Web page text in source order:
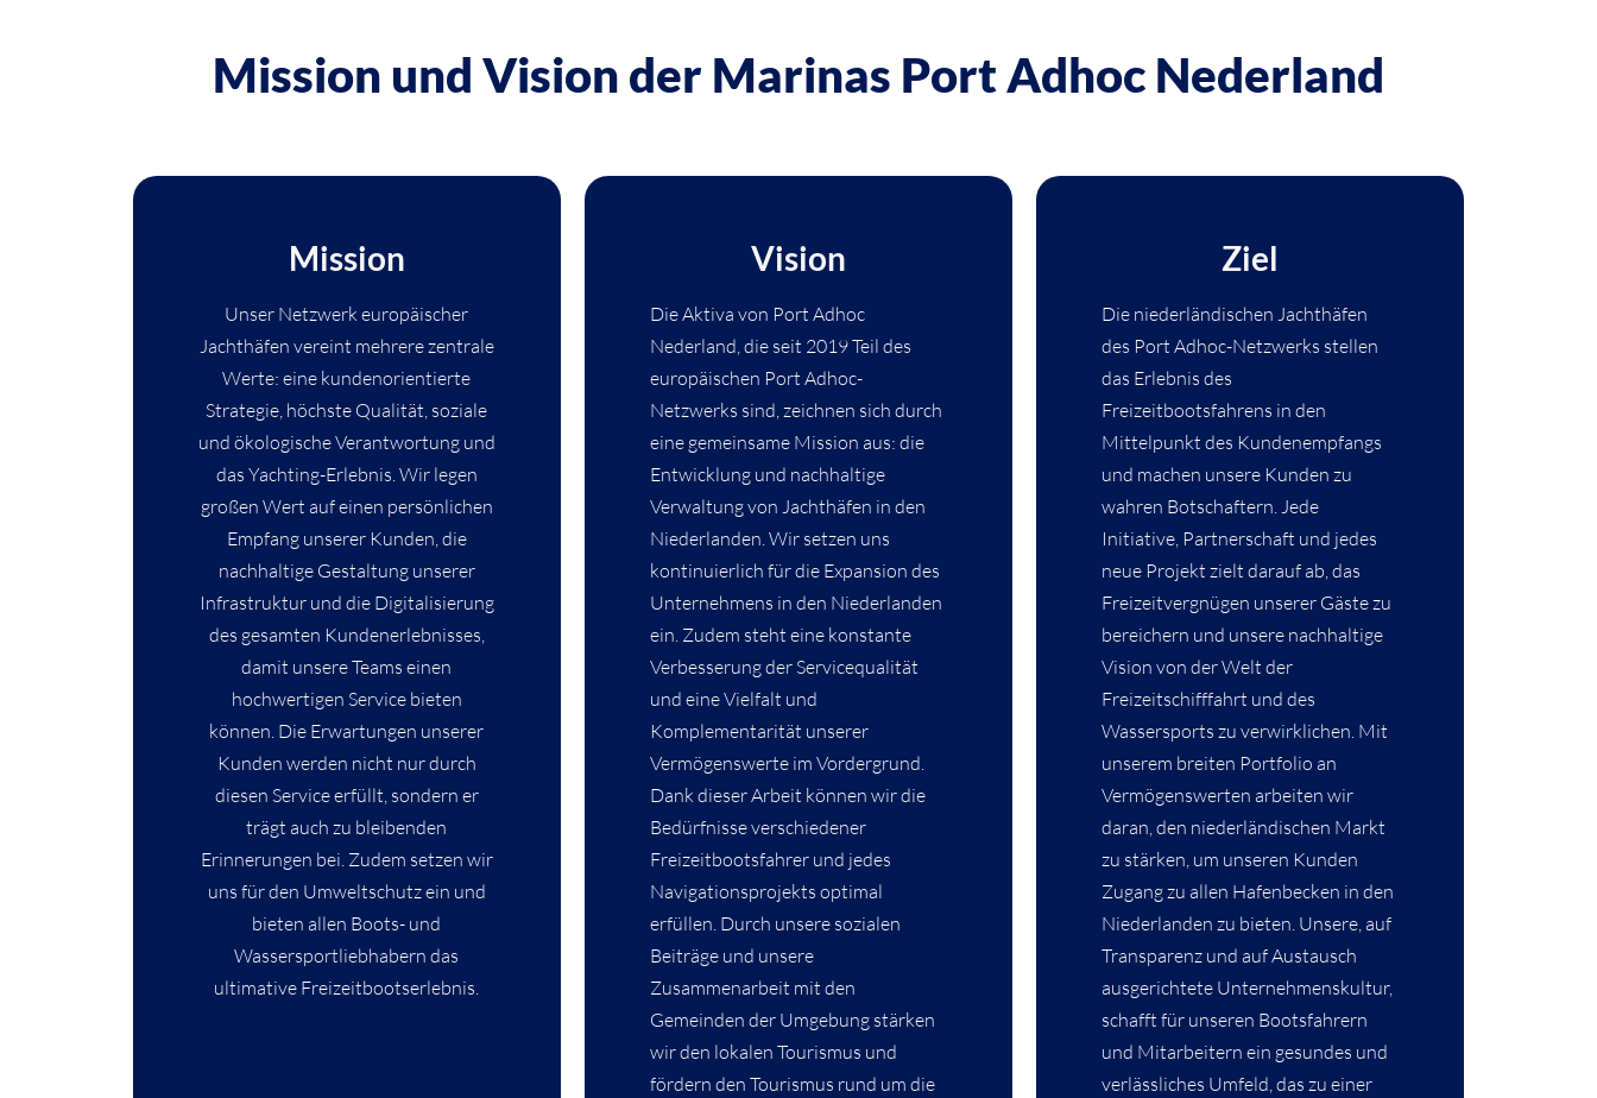
Mission und Vision der Marinas Port Adhoc Nederland
Mission
Unser Netzwerk europäischer
Jachthäfen vereint mehrere zentrale
Werte: eine kundenorientierte
Strategie, höchste Qualität, soziale
und ökologische Verantwortung und
das Yachting-Erlebnis. Wir legen
großen Wert auf einen persönlichen
Empfang unserer Kunden, die
nachhaltige Gestaltung unserer
Infrastruktur und die Digitalisierung
des gesamten Kundenerlebnisses,
damit unsere Teams einen
hochwertigen Service bieten
können. Die Erwartungen unserer
Kunden werden nicht nur durch
diesen Service erfüllt, sondern er
trägt auch zu bleibenden
Erinnerungen bei. Zudem setzen wir
uns für den Umweltschutz ein und
bieten allen Boots- und
Wassersportliebhabern das
ultimative Freizeitbootserlebnis.
Vision
Die Aktiva von Port Adhoc
Nederland, die seit 2019 Teil des
europäischen Port Adhoc-
Netzwerks sind, zeichnen sich durch
eine gemeinsame Mission aus: die
Entwicklung und nachhaltige
Verwaltung von Jachthäfen in den
Niederlanden. Wir setzen uns
kontinuierlich für die Expansion des
Unternehmens in den Niederlanden
ein. Zudem steht eine konstante
Verbesserung der Servicequalität
und eine Vielfalt und
Komplementarität unserer
Vermögenswerte im Vordergrund.
Dank dieser Arbeit können wir die
Bedürfnisse verschiedener
Freizeitbootsfahrer und jedes
Navigationsprojekts optimal
erfüllen. Durch unsere sozialen
Beiträge und unsere
Zusammenarbeit mit den
Gemeinden der Umgebung stärken
wir den lokalen Tourismus und
fördern den Tourismus rund um die
Ziel
Die niederländischen Jachthäfen
des Port Adhoc-Netzwerks stellen
das Erlebnis des
Freizeitbootsfahrens in den
Mittelpunkt des Kundenempfangs
und machen unsere Kunden zu
wahren Botschaftern. Jede
Initiative, Partnerschaft und jedes
neue Projekt zielt darauf ab, das
Freizeitvergnügen unserer Gäste zu
bereichern und unsere nachhaltige
Vision von der Welt der
Freizeitschifffahrt und des
Wassersports zu verwirklichen. Mit
unserem breiten Portfolio an
Vermögenswerten arbeiten wir
daran, den niederländischen Markt
zu stärken, um unseren Kunden
Zugang zu allen Hafenbecken in den
Niederlanden zu bieten. Unsere, auf
Transparenz und auf Austausch
ausgerichtete Unternehmenskultur,
schafft für unseren Bootsfahrern
und Mitarbeitern ein gesundes und
verlässliches Umfeld, das zu einer